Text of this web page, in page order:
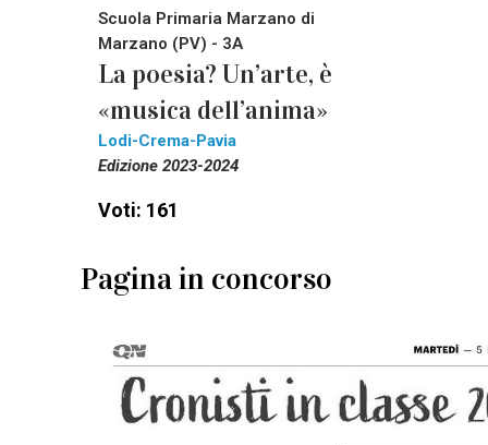
Scuola Primaria Marzano di
Marzano (PV) - 3A
La poesia? Un’arte, è
«musica dell’anima»
Lodi-Crema-Pavia
Edizione 2023-2024
Voti: 161
Pagina in concorso